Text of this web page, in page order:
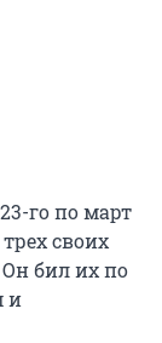
го по март
своих
бил их по
и